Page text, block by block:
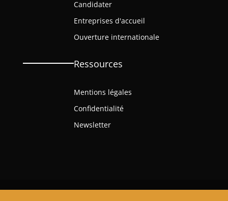
Candidater
Entreprises d'accueil
Ouverture internationale
Ressources
Mentions légales
Confidentialité
Newsletter